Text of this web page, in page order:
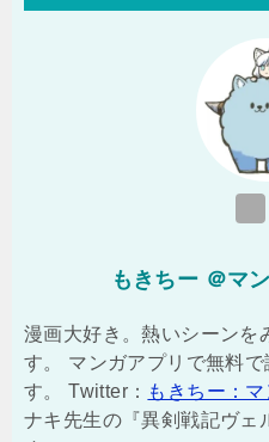
もきちー ＠マ
漫画大好き。熱いシーンを
す。 マンガアプリで無料
す。 Twitter： もきちー：
ナキ先生の『異剣戦記ヴェ